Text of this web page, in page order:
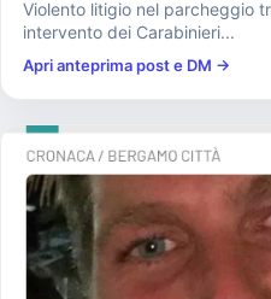
Violento litigio nel parcheggio
intervento dei Carabinieri...
Apri anteprima post e DM →